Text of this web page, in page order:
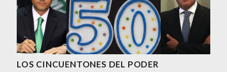
LOS CINCUENTONES DEL PODER